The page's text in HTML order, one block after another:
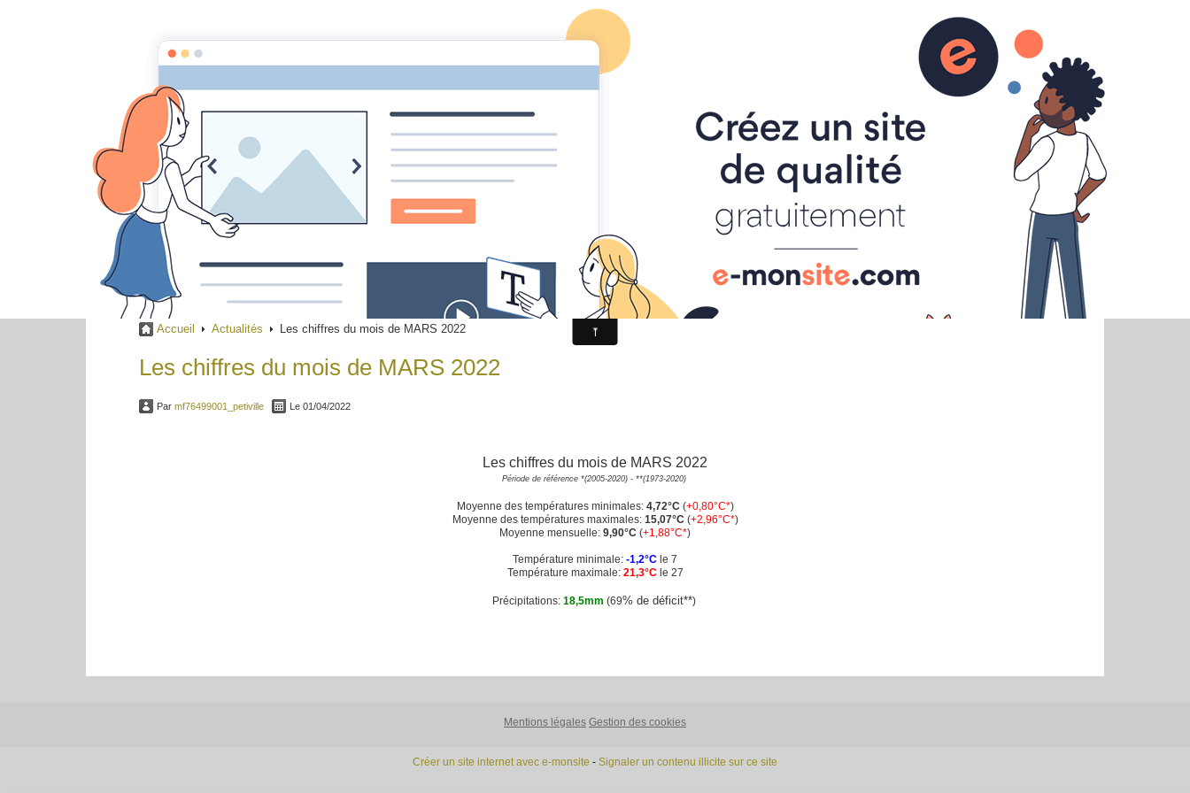
Accueil Actualités La station Climatologie Temps réel Prévisions Liens
Accueil Actualités Les chiffres du mois de MARS 2022
Les chiffres du mois de MARS 2022
Par mf76499001_petiville Le 01/04/2022
Les chiffres du mois de MARS 2022
Période de référence *(2005-2020) - **(1973-2020)
Moyenne des températures minimales:4,72°C(+0,80°C*)
Moyenne des températures maximales: 15,07°C(+2,96°C*)
Moyenne mensuelle: 9,90°C (+1,88°C*)
Température minimale: -1,2°C le 7
Température maximale: 21,3°Cle 27
Précipitations: 18,5mm (69% de déficit**)
Mentions légales Gestion des cookies
Créer un site internet avec e-monsite - Signaler un contenu illicite sur ce site